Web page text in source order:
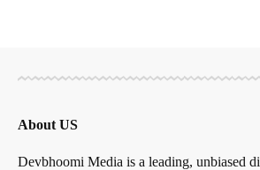
About US
Devbhoomi Media is a leading, unbiased